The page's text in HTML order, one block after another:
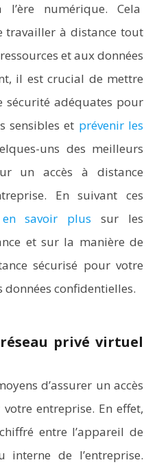
numérique. Cela
travailler à distance tout
et aux données
il est crucial de mettre
sécurité adéquates pour
sensibles et prévenir les
uns des meilleurs
un accès à distance
En suivant ces
en savoir plus sur les
et sur la manière de
sécurisé pour votre
confidentielles.
privé virtuel
d’assurer un accès
entreprise. En effet,
entre l’appareil de
interne de l’entreprise.